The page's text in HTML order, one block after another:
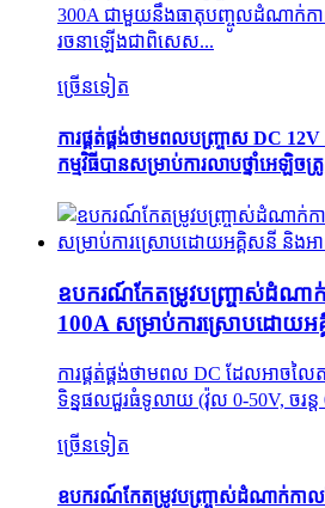
300A ជាមួយនឹងធាតុបញ្ចូលដំណាក់កា
រចនាឡើងជាពិសេស...
ច្រើនទៀត
ការផ្គត់ផ្គង់ថាមពលបញ្ច្រាស DC
កម្មវិធីបានសម្រាប់ការលាបថ្នាំអេឡិច
ឧបករណ៍កែតម្រូវបញ្ច្រាស់ដំណ
100A សម្រាប់ការស្រោបដោ
ការផ្គត់ផ្គង់ថាមពល DC ដែលអាចលៃ
ទិន្នផលជួរធំទូលាយ (វ៉ុល 0-50V, ចរន្ត
ច្រើនទៀត
ឧបករណ៍កែតម្រូវបញ្ច្រាស់ដំណាក់កា